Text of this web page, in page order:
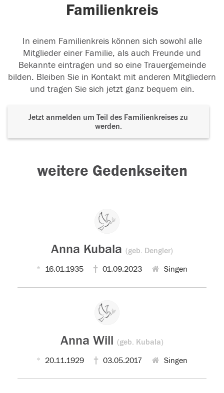
Familienkreis
In einem Familienkreis können sich sowohl alle
Mitglieder einer Familie, als auch Freunde und
Bekannte eintragen und so eine Trauergemeinde
bilden. Bleiben Sie in Kontakt mit anderen Mitgliedern
und tragen Sie sich jetzt ganz bequem ein.
Jetzt anmelden um Teil des Familienkreises zu
werden.
weitere Gedenkseiten
Anna Kubala (geb. Dengler)
16.01.1935 01.09.2023 Singen
Anna Will (geb. Kubala)
20.11.1929 03.05.2017 Singen